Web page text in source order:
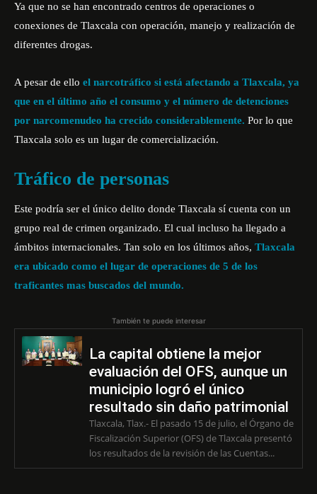
Ya que no se han encontrado centros de operaciones o
conexiones de Tlaxcala con operación, manejo y realización de
diferentes drogas.
A pesar de ello el narcotráfico si está afectando a Tlaxcala, ya
que en el último año el consumo y el número de detenciones
por narcomenudeo ha crecido considerablemente. Por lo que
Tlaxcala solo es un lugar de comercialización.
Tráfico de personas
Este podría ser el único delito donde Tlaxcala sí cuenta con un
grupo real de crimen organizado. El cual incluso ha llegado a
ámbitos internacionales. Tan solo en los últimos años, Tlaxcala
era ubicado como el lugar de operaciones de 5 de los
traficantes mas buscados del mundo.
También te puede interesar
La capital obtiene la mejor
evaluación del OFS, aunque un
municipio logró el único
resultado sin daño patrimonial
Tlaxcala, Tlax.- El pasado 15 de julio, el Órgano de
Fiscalización Superior (OFS) de Tlaxcala presentó
los resultados de la revisión de las Cuentas...